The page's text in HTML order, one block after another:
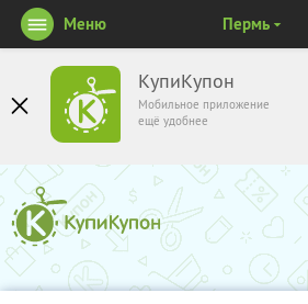
КупиКупон
Мобильное приложение
ещё удобнее
Меню Пермь